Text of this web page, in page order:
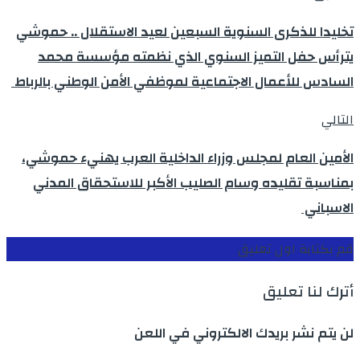
تخليدا للذكرى السنوية السبعين لعيد الاستقلال .. حموشي
يترأس حفل التميز السنوي الذي نظمته مؤسسة محمد
السادس للأعمال الاجتماعية لموظفي الأمن الوطني بالرباط
التالي
الأمين العام لمجلس وزراء الداخلية العرب يهنيء حموشي،
بمناسبة تقليده وسام الصليب الأكبر للاستحقاق المدني
الاسباني
قم بكتابة اول تعليق
أترك لنا تعليق
لن يتم نشر بريدك الالكتروني في اللعن